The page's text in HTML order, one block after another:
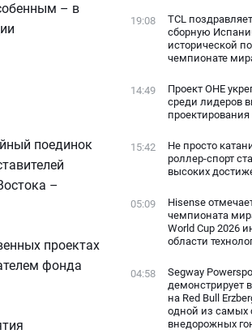
– в
поединок
–
проектах
фонда
19:08
TCL
сборную
исторической
чемпионате
14:49
Проект ОНЕ
среди лидеров
проектирования
15:42
Не просто
роллер-спорт
высоких
05:09
Hisense
чемпионата
World Cup 2026
области
04:58
Segway
демонстрирует
на Red Bull
одной из самых
внедорожных